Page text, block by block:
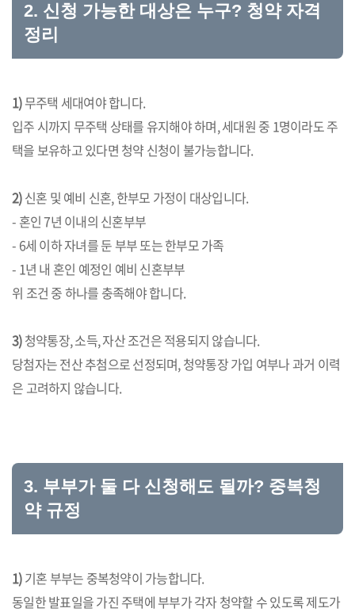
2. 신청 가능한 대상은 누구? 청약 자격
정리
1)무주택 세대여야 합니다.
입주 시까지 무주택 상태를 유지해야 하며, 세대원 중 1명이라도 주
택을 보유하고 있다면 청약 신청이 불가능합니다.
2)신혼 및 예비 신혼, 한부모 가정이 대상입니다.
- 혼인 7년 이내의 신혼부부
- 6세 이하 자녀를 둔 부부 또는 한부모 가족
- 1년 내 혼인 예정인 예비 신혼부부
위 조건 중 하나를 충족해야 합니다.
3)청약통장, 소득, 자산 조건은 적용되지 않습니다.
당첨자는 전산 추첨으로 선정되며, 청약통장 가입 여부나 과거 이력
은 고려하지 않습니다.
3. 부부가 둘 다 신청해도 될까? 중복청
약 규정
1)기혼 부부는 중복청약이 가능합니다.
동일한 발표일을 가진 주택에 부부가 각자 청약할 수 있도록 제도가